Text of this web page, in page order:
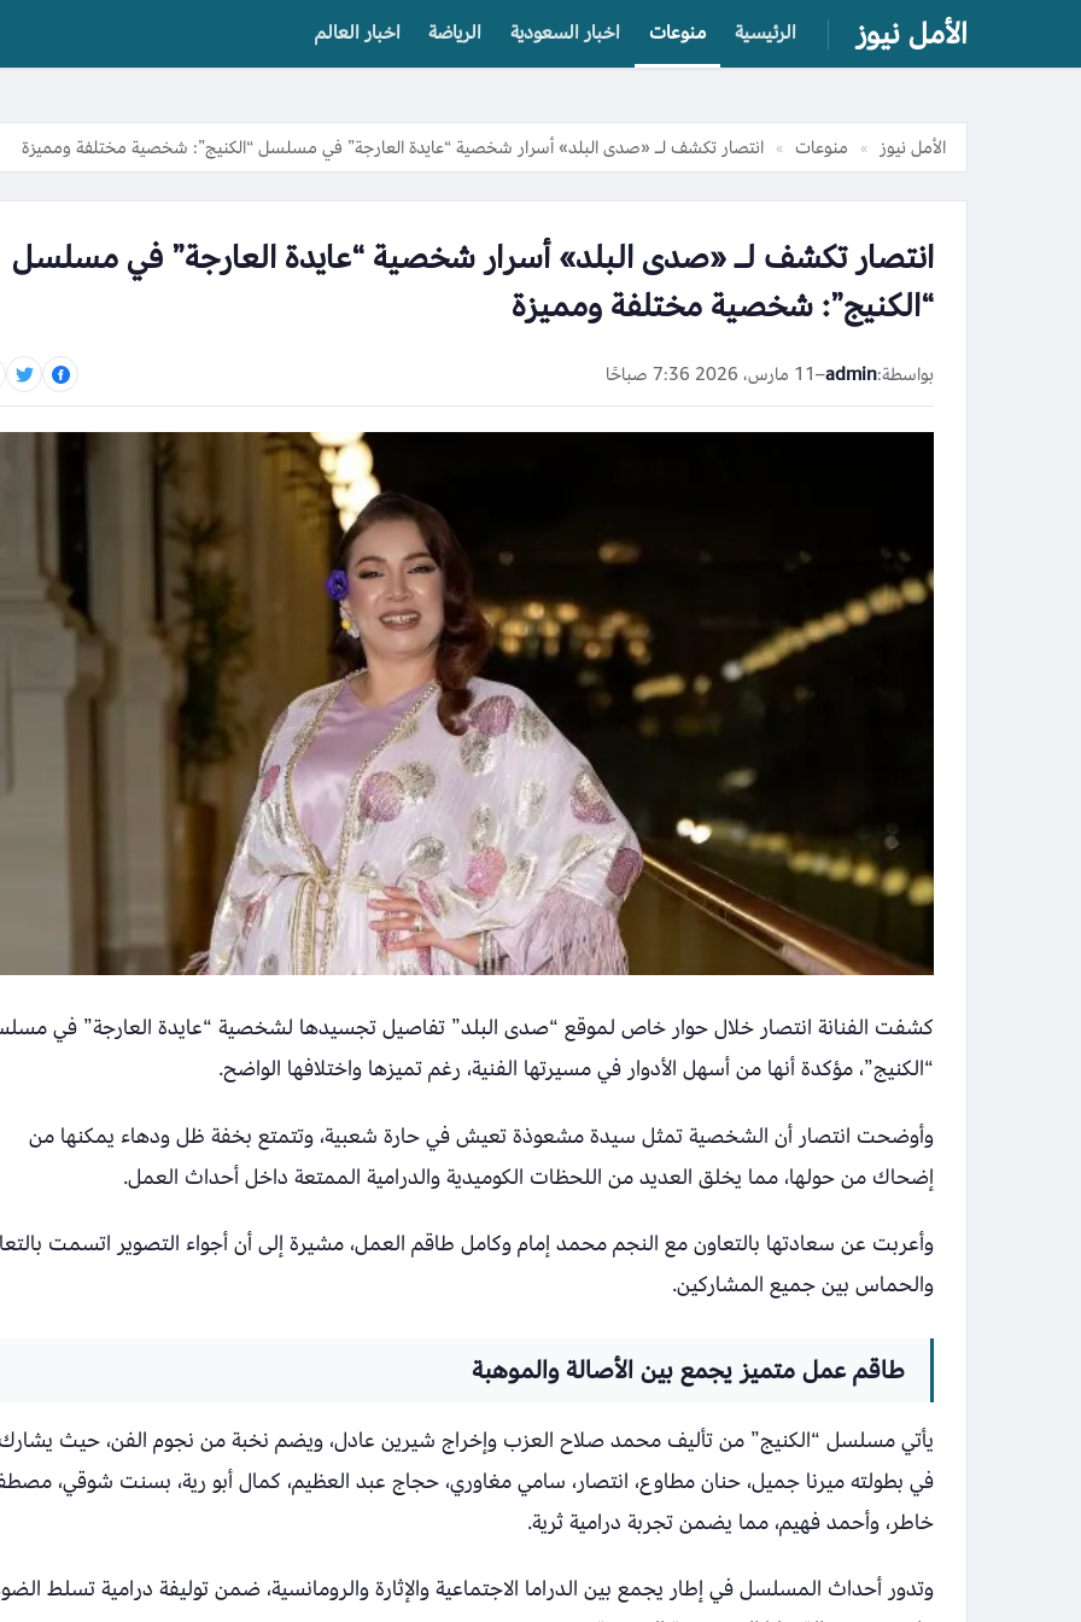
الأمل نيوز الرئيسية منوعات اخبار السعودية الرياضة اخبار العالم
الأمل نيوز » منوعات » انتصار تكشف لـ «صدى البلد» أسرار شخصية “عايدة العارجة” في مسلسل “الكنيج”: شخصية مختلفة ومميزة
انتصار تكشف لـ «صدى البلد» أسرار شخصية “عايدة العارجة” في مسلسل
“الكنيج”: شخصية مختلفة ومميزة
بواسطة:admin
–11 مارس، 2026 7:36 صباحًا
كشفت الفنانة انتصار خلال حوار خاص لموقع “صدى البلد” تفاصيل تجسيدها لشخصية “عايدة العارجة” في
“الكنيج”، مؤكدة أنها من أسهل الأدوار في مسيرتها الفنية، رغم تميزها واختلافها الواضح.
وأوضحت انتصار أن الشخصية تمثل سيدة مشعوذة تعيش في حارة شعبية، وتتمتع بخفة ظل ودهاء يمكنها من
إضحاك من حولها، مما يخلق العديد من اللحظات الكوميدية والدرامية الممتعة داخل أحداث العمل.
وأعربت عن سعادتها بالتعاون مع النجم محمد إمام وكامل طاقم العمل، مشيرة إلى أن أجواء التصوير اتسمت
والحماس بين جميع المشاركين.
طاقم عمل متميز يجمع بين الأصالة والموهبة
يأتي مسلسل “الكنيج” من تأليف محمد صلاح العزب وإخراج شيرين عادل، ويضم نخبة من نجوم الفن، حيث
في بطولته ميرنا جميل، حنان مطاوع، انتصار، سامي مغاوري، حجاج عبد العظيم، كمال أبو رية، بسنت شوقي،
خاطر، وأحمد فهيم، مما يضمن تجربة درامية ثرية.
وتدور أحداث المسلسل في إطار يجمع بين الدراما الاجتماعية والإثارة والرومانسية، ضمن توليفة درامية تسلط